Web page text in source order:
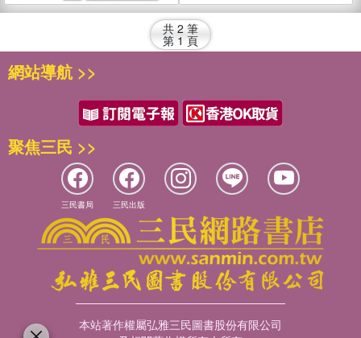
共 2 筆
第 1 頁
網站導航 >>
聚焦三民 >>
三民書局 三民出版
本站著作權屬弘雅三民圖書股份有限公司